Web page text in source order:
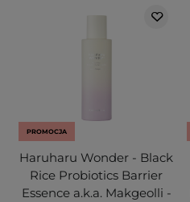
PROMOCJA
Haruharu Wonder - Black
Rice Probiotics Barrier
Essence a.k.a. Makgeolli -